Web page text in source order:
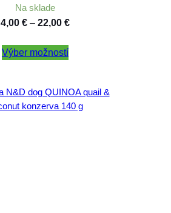
Na sklade
4,00 € – 22,00 €Price
Výber možností